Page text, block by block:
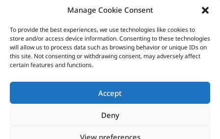
Manage Cookie Consent
To provide the best experiences, we use technologies like cookies to
store and/or access device information. Consenting to these technologies
will allow us to process data such as browsing behavior or unique IDs on
this site. Not consenting or withdrawing consent, may adversely affect
certain features and functions.
Accept
Deny
View preferences
Pismo artystyczne Format powstaje dzięki
wsparciu finansowemu Miasta Wrocław